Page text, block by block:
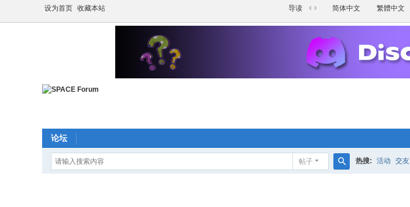
设为首页 收藏本站 简体中文 繁體中文
导读
换
到
宽
版
论坛
帖子 热搜: 活动 交友